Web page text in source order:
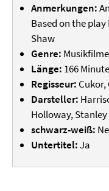
Anmerkungen:
Based on the
Shaw
Genre:
Länge: 166
Regisseur: Cukor,
Darsteller:
Holloway, Stanley
schwarz-weiß:
Untertitel:Ja